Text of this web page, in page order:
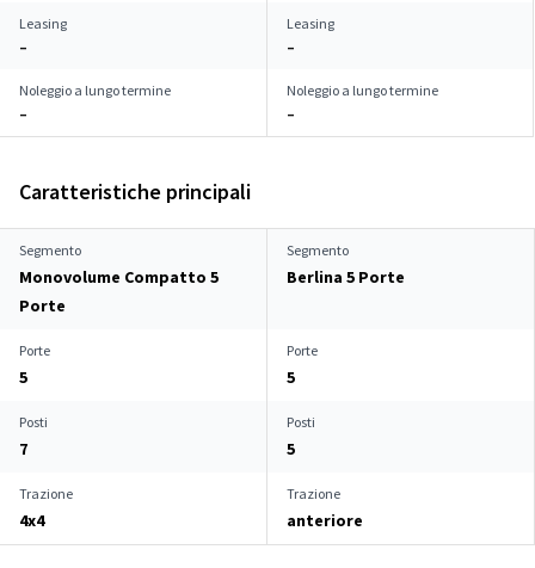
Leasing
–
Leasing
–
Noleggio a lungo termine
–
Noleggio a lungo termine
–
Caratteristiche principali
Segmento
Monovolume Compatto 5
Porte
Segmento
Berlina 5 Porte
Porte
5
Porte
5
Posti
7
Posti
5
Trazione
4x4
Trazione
anteriore